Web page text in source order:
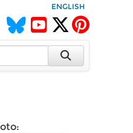
ENGLISH